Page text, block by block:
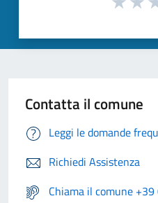
Contatta il comune
Leggi le domande
Richiedi Assistenza
Chiama il comune